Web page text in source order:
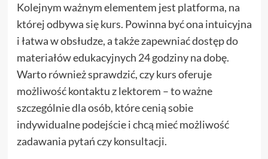
Kolejnym ważnym elementem jest platforma, na
której odbywa się kurs. Powinna być ona intuicyjna
i łatwa w obsłudze, a także zapewniać dostęp do
materiałów edukacyjnych 24 godziny na dobę.
Warto również sprawdzić, czy kurs oferuje
możliwość kontaktu z lektorem – to ważne
szczególnie dla osób, które cenią sobie
indywidualne podejście i chcą mieć możliwość
zadawania pytań czy konsultacji.